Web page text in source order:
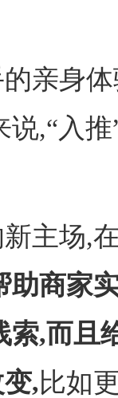
亲身体
,“入
主场,
助商家
索,而且
,比如